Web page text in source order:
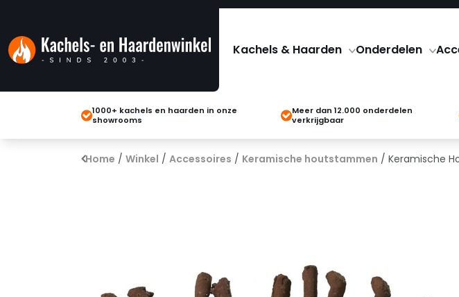
Kachels & Haarden Onderdelen
1000+ kachels en haarden in onze
showrooms
Meer dan 12.000 onderdelen
verkrijgbaar
Home / Winkel / Accessoires / Keramische houtstammen / Keramische